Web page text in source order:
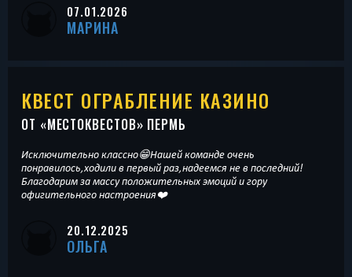
07.01.2026
МАРИНА
КВЕСТ ОГРАБЛЕНИЕ КАЗИНО
ОТ «МЕСТОКВЕСТОВ» ПЕРМЬ
Исключительно классно😁Нашей команде очень
понравилось,ходили в первый раз,надеемся не в последний!
Благодарим за массу положительных эмоций и гору
офигительного настроения❤️
20.12.2025
ОЛЬГА